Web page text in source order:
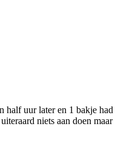
half uur later en 1 bakje had
niets aan doen maar